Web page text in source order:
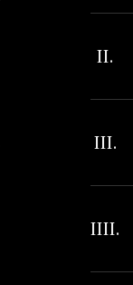
II.
III.
IIII.